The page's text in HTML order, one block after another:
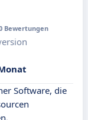
Bewertungen
Software, die